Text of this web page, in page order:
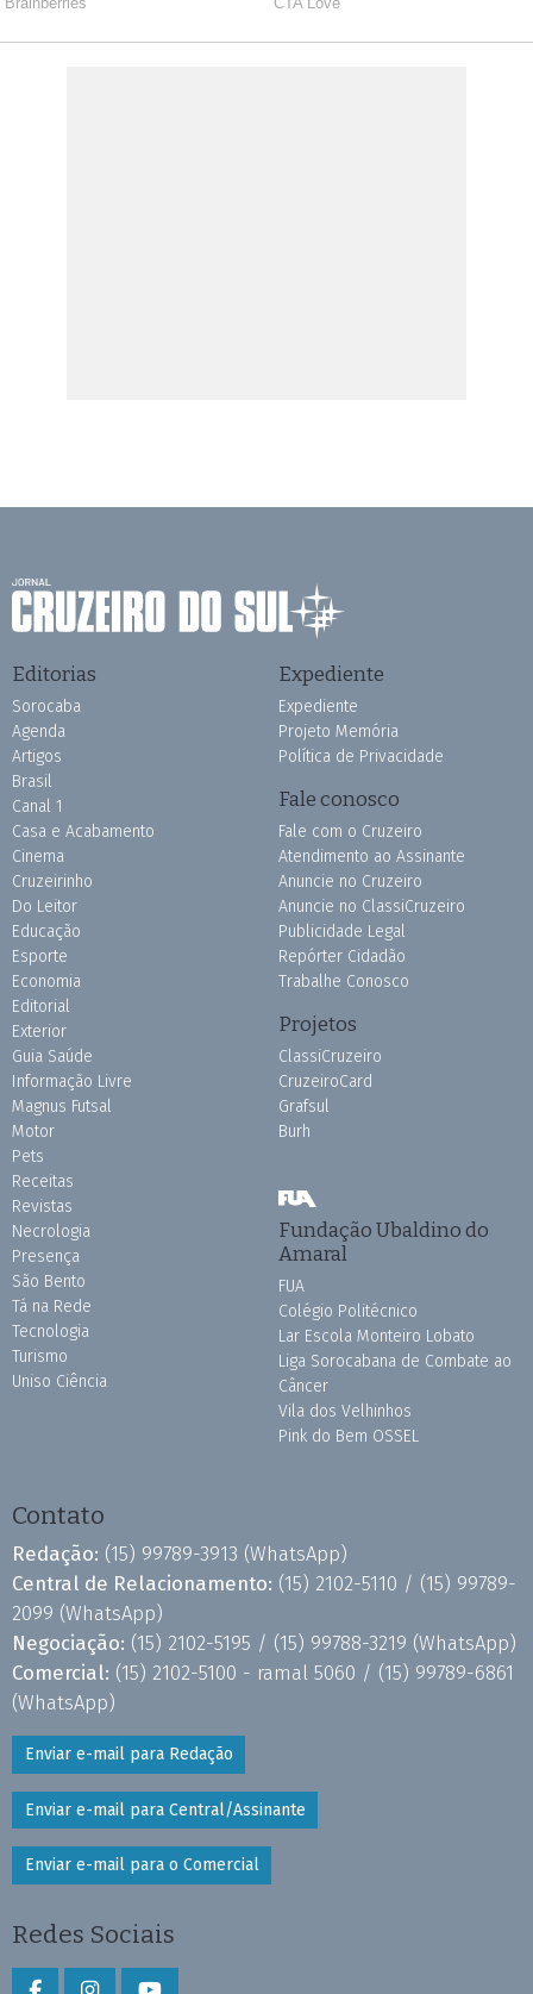
Editorias
Sorocaba
Agenda
Artigos
Brasil
Canal 1
Casa e Acabamento
Cinema
Cruzeirinho
Do Leitor
Educação
Esporte
Economia
Editorial
Exterior
Guia Saúde
Informação Livre
Magnus Futsal
Motor
Pets
Receitas
Revistas
Necrologia
Presença
São Bento
Tá na Rede
Tecnologia
Turismo
Uniso Ciência
Expediente
Expediente
Projeto Memória
Política de Privacidade
Fale conosco
Fale com o Cruzeiro
Atendimento ao Assinante
Anuncie no Cruzeiro
Anuncie no ClassiCruzeiro
Publicidade Legal
Repórter Cidadão
Trabalhe Conosco
Projetos
ClassiCruzeiro
CruzeiroCard
Grafsul
Burh
Fundação Ubaldino do
Amaral
FUA
Colégio Politécnico
Lar Escola Monteiro Lobato
Liga Sorocabana de Combate ao
Câncer
Vila dos Velhinhos
Pink do Bem OSSEL
Contato
Redação: (15) 99789-3913 (WhatsApp)
Central de Relacionamento: (15) 2102-5110 / (15) 99789-
2099 (WhatsApp)
Negociação: (15) 2102-5195 / (15) 99788-3219 (WhatsApp)
Comercial: (15) 2102-5100 - ramal 5060 / (15) 99789-6861
(WhatsApp)
Enviar e-mail para Redação
Enviar e-mail para Central/Assinante
Enviar e-mail para o Comercial
Redes Sociais